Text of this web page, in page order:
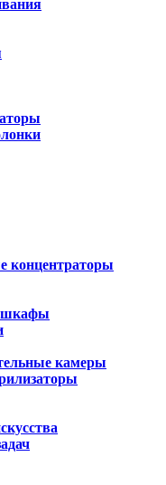
концентраторы
шкафы
камеры